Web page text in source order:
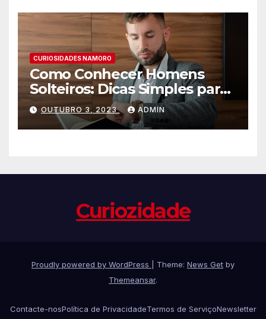
CURIOSIDADES NAMORO
Como Conhecer Homens
Solteiros: Dicas Simples para
Encontrar o Amor da sua
Vida
OUTUBRO 3, 2023 ADMIN
Curiozidade
Proudly powered by WordPress Theme: News Get by
Themeansar.
Contacte-nosPolítica de PrivacidadeTermos de ServiçoNewsletter